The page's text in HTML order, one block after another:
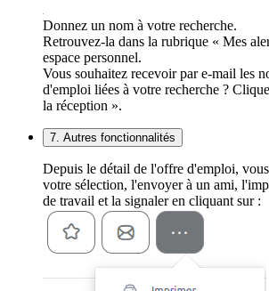
Donnez un nom à votre recherche.
Retrouvez-la dans la rubrique « Mes
espace personnel.
Vous souhaitez recevoir par e-mail les
d'emploi liées à votre recherche ?
la réception ».
7. Autres fonctionnalités
Depuis le détail de l'offre d'emploi,
votre sélection, l'envoyer à un ami,
de travail et la signaler en cliquant sur :